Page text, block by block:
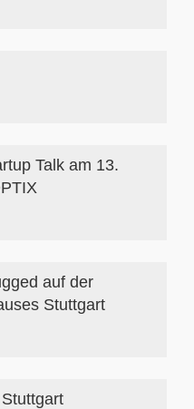
Talk am 13.
auf der
Stuttgart